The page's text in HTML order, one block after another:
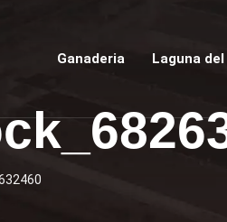
Ganaderia Laguna del